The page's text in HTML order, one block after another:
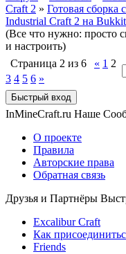
Craft 2 » Готовая сборка
Industrial Craft 2 на
(Все что нужно: просто
и настроить)
Страница 2 из 6 « 1 2
3 4 5 6 »
InMineCraft.ru Наше
О проекте
Правила
Авторские права
Обратная связь
Друзья и Партнёры
Excalibur Craft
Как
Friends